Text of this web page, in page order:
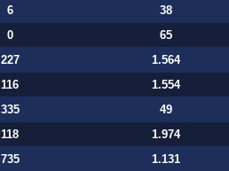
6 38
0 65
227 1.564
116 1.554
335 49
118 1.974
735 1.131